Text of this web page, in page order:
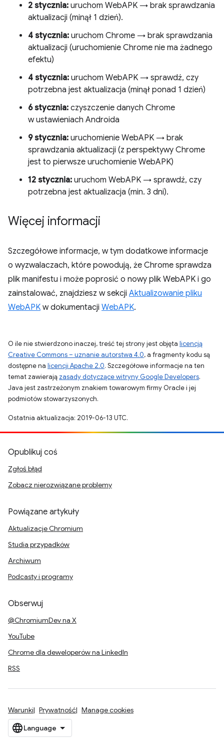
2 stycznia: uruchom WebAPK → brak sprawdzania
aktualizacji (minął 1 dzień).
4 stycznia: uruchom Chrome → brak sprawdzania
aktualizacji (uruchomienie Chrome nie ma żadnego
efektu)
4 stycznia: uruchom WebAPK → sprawdź, czy
potrzebna jest aktualizacja (minął ponad 1 dzień)
6 stycznia: czyszczenie danych Chrome
w ustawieniach Androida
9 stycznia: uruchomienie WebAPK → brak
sprawdzania aktualizacji (z perspektywy Chrome
jest to pierwsze uruchomienie WebAPK)
12 stycznia: uruchom WebAPK → sprawdź, czy
potrzebna jest aktualizacja (min. 3 dni).
Więcej informacji
Szczegółowe informacje, w tym dodatkowe informacje
o wyzwalaczach, które powodują, że Chrome sprawdza
plik manifestu i może poprosić o nowy plik WebAPK i go
zainstalować, znajdziesz w sekcji Aktualizowanie pliku
WebAPK w dokumentacji WebAPK.
O ile nie stwierdzono inaczej, treść tej strony jest objęta licencją
Creative Commons – uznanie autorstwa 4.0, a fragmenty kodu są
dostępne na licencji Apache 2.0. Szczegółowe informacje na ten
temat zawierają zasady dotyczące witryny Google Developers.
Java jest zastrzeżonym znakiem towarowym firmy Oracle i jej
podmiotów stowarzyszonych.
Ostatnia aktualizacja: 2019-06-13 UTC.
Opublikuj coś
Zgłoś błąd
Zobacz nierozwiązane problemy
Powiązane artykuły
Aktualizacje Chromium
Studia przypadków
Archiwum
Podcasty i programy
Obserwuj
@ChromiumDev na X
YouTube
Chrome dla deweloperów na LinkedIn
RSS
Warunki Prywatność Manage cookies